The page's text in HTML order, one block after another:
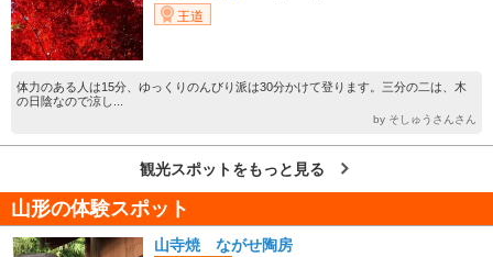
王道
体力のある人は15分、ゆっくりのんびり派は30分かけて登ります。三分の二は、木
の日陰なので涼し...
by そしゅうさんさん
観光スポットをもっと見る
山形の体験スポット
山寺焼 ながせ陶房